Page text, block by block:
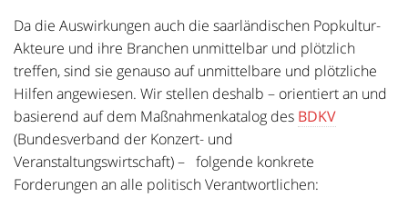
Da die Auswirkungen auch die saarländischen Popkultur-
Akteure und ihre Branchen unmittelbar und plötzlich
treffen, sind sie genauso auf unmittelbare und plötzliche
Hilfen angewiesen. Wir stellen deshalb – orientiert an und
basierend auf dem Maßnahmenkatalog des BDKV
(Bundesverband der Konzert- und
Veranstaltungswirtschaft) – folgende konkrete
Forderungen an alle politisch Verantwortlichen: